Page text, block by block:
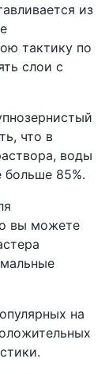
из
тактику по
слои с
что в
воды
85%.
вы можете
на